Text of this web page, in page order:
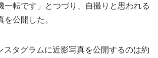
一転です」とつづり、自撮りと思われる
公開した。
タグラムに近影写真を公開するのは約